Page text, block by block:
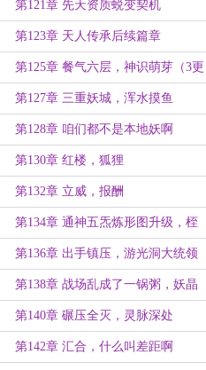
第121章 先天资质蜕变契机
第123章 天人传承后续篇章
第125章 餐气六层，神识萌芽（3更
8k字）
第127章 三重妖城，浑水摸鱼
第128章 咱们都不是本地妖啊
第130章 红楼，狐狸
第132章 立威，报酬
第134章 通神五炁炼形图升级，桎
梏尽散（4k章节）
第136章 出手镇压，游光洞大统领
（4k）
第138章 战场乱成了一锅粥，妖晶
储存之地，道身终出手
第140章 碾压全灭，灵脉深处
第142章 汇合，什么叫差距啊